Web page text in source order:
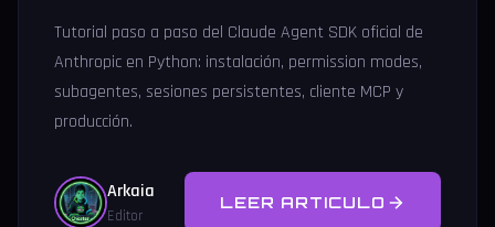
Tutorial paso a paso del Claude Agent SDK oficial de
Anthropic en Python: instalación, permission modes,
subagentes, sesiones persistentes, cliente MCP y
producción.
Arkaia
Editor
LEER ARTICULO